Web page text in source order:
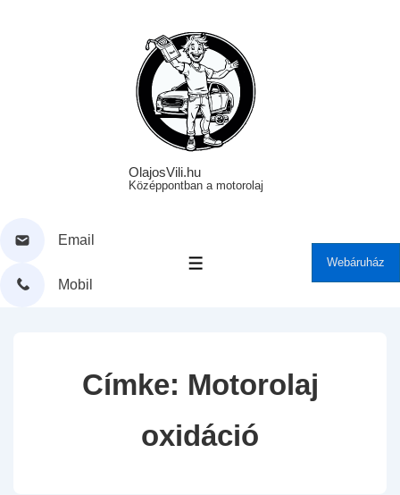
OlajosVili.hu
Középpontban a motorolaj
Email
Mobil
MENÜ Webáruház
Címke: Motorolaj
oxidáció